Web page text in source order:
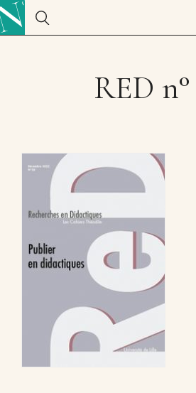
RED n°